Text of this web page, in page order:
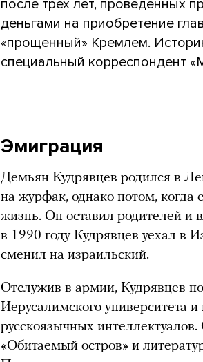
после трех лет, проведенных
деньгами на приобретение
«прощенный» Кремлем.
специальный корреспондент
Эмиграция
Демьян Кудрявцев родился в
на журфак, однако потом,
жизнь. Он оставил родителей и
в 1990 году Кудрявцев уехал в
сменил на израильский.
Отслужив в армии, Кудрявцев
Иерусалимского университета
русскоязычных
«Обитаемый остров» и